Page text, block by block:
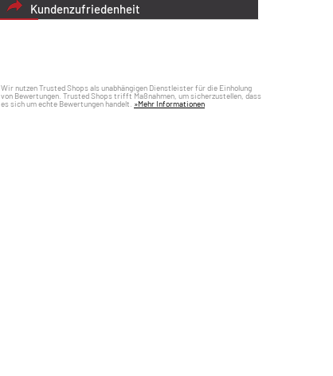
Kundenzufriedenheit
Wir nutzen Trusted Shops als unabhängigen Dienstleister für die Einholung
von Bewertungen. Trusted Shops trifft Maßnahmen, um sicherzustellen, dass
es sich um echte Bewertungen handelt. »Mehr Informationen